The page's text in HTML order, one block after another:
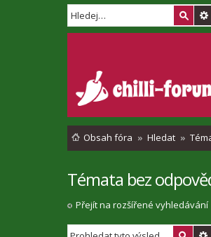
Obsah fóra Hledat
Témata bez
Přejít na rozšířené vyhledávání